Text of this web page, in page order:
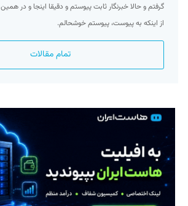
گرفتم و حالا خبرنگار ثابت پیوستم و دقیقا اینجا و در
از اینکه به پیوست، پیوستم خوشحالم.
تمام مقالات